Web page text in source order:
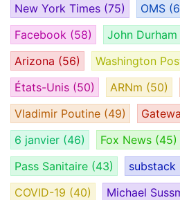
New York Times (75) OMS
Facebook (58) John Durham
Arizona (56) Washington
États-Unis (50) ARNm (50)
Vladimir Poutine (49)
6 janvier (46) Fox News (45)
Pass Sanitaire (43) substack
COVID-19 (40) Michael